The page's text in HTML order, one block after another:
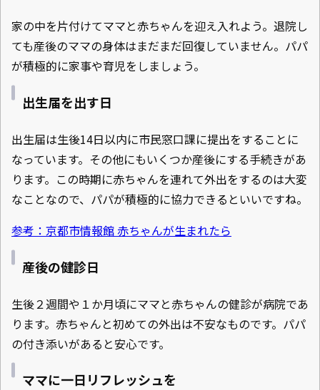
家の中を片付けてママと赤ちゃんを迎え入れよう。退院し
ても産後のママの身体はまだまだ回復していません。パパ
が積極的に家事や育児をしましょう。
出生届を出す日
出生届は生後14日以内に市民窓口課に提出をすることに
なっています。その他にもいくつか産後にする手続きがあ
ります。この時期に赤ちゃんを連れて外出をするのは大変
なことなので、パパが積極的に協力できるといいですね。
参考：京都市情報館 赤ちゃんが生まれたら
産後の健診日
生後２週間や１か月頃にママと赤ちゃんの健診が病院であ
ります。赤ちゃんと初めての外出は不安なものです。パパ
の付き添いがあると安心です。
ママに一日リフレッシュを